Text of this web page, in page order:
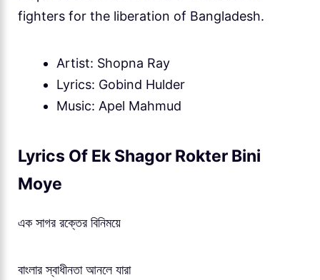
fighters for the liberation of Bangladesh.
Artist: Shopna Ray
Lyrics: Gobind Hulder
Music: Apel Mahmud
Lyrics Of Ek Shagor Rokter Bini
Moye
এক সাগর রক্তের বিনিময়ে
বাংলার স্বাধীনতা আনলে যারা